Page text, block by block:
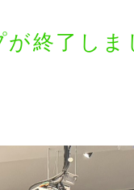
が終了しま